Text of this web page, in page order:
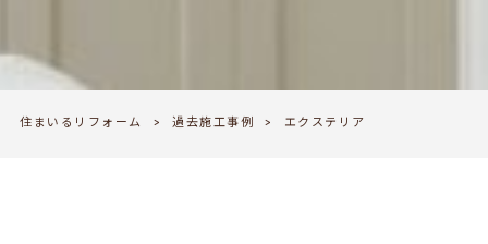
住まいるリフォーム > 過去施工事例 > エクステリア